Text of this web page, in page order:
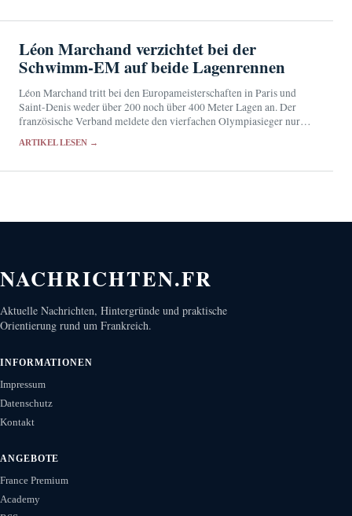
Léon Marchand verzichtet bei der
Schwimm-EM auf beide Lagenrennen
Léon Marchand tritt bei den Europameisterschaften in Paris und
Saint-Denis weder über 200 noch über 400 Meter Lagen an. Der
französische Verband meldete den vierfachen Olympiasieger nur
ARTIKEL LESEN →
NACHRICHTEN.FR
Aktuelle Nachrichten, Hintergründe und praktische
Orientierung rund um Frankreich.
INFORMATIONEN
Impressum
Datenschutz
Kontakt
ANGEBOTE
France Premium
Academy